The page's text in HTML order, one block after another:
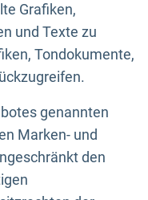
Grafiken,
und Texte zu
Tondokumente,
genannten
Marken- und
den